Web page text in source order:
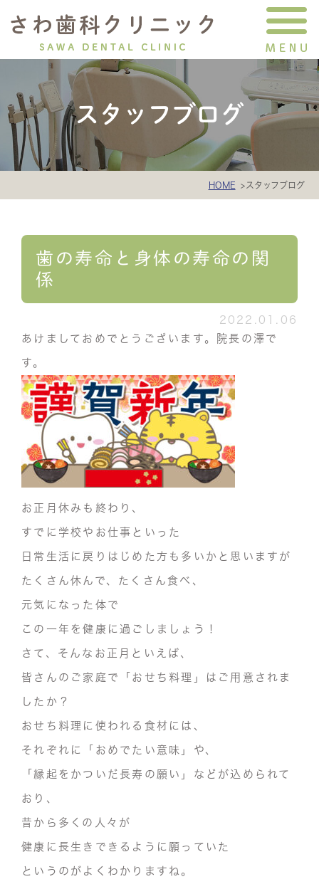
スタッフブログ
HOME スタッフブログ
歯の寿命と身体の寿命の関
係
2022.01.06
あけましておめでとうございます。院長の澤で
す。
お正月休みも終わり、
すでに学校やお仕事といった
日常生活に戻りはじめた方も多いかと思いますが
たくさん休んで、たくさん食べ、
元気になった体で
この一年を健康に過ごしましょう！
さて、そんなお正月といえば、
皆さんのご家庭で 「おせち料理」 はご用意されま
したか？
おせち料理に使われる食材には、
それぞれに 「おめでたい意味」 や、
「縁起をかついだ長寿の願い」 などが込められて
おり、
昔から多くの人々が
健康に長生きできるように願っていた
というのがよくわかりますね。